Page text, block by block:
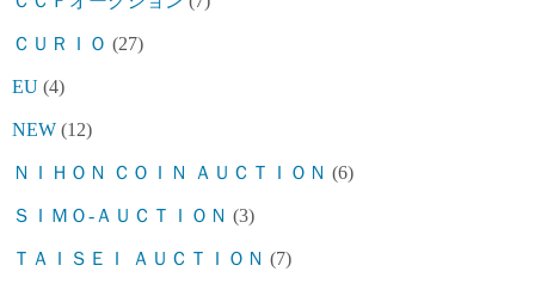
ＣＵＲＩＯ (27)
EU (4)
NEW (12)
ＮＩＨＯＮ ＣＯＩＮ ＡＵＣＴＩＯＮ (6)
ＳＩＭＯ-ＡＵＣＴＩＯＮ (3)
ＴＡＩＳＥＩ ＡＵＣＴＩＯＮ (7)